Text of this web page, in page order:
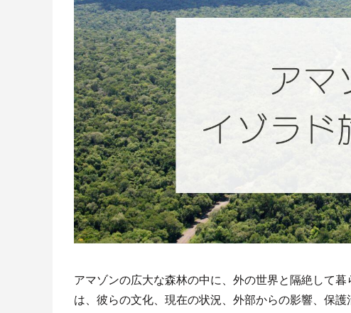
アマゾンの広大な森林の中に、外の世界と隔絶して
は、彼らの文化、現在の状況、外部からの影響、保